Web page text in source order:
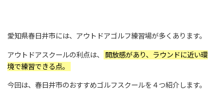
愛知県春日井市には、アウトドアゴルフ練習場が多くあります。
アウトドアスクールの利点は、
開放感があり、ラウンドに近い環
境で練習できる点。
今回は、春日井市のおすすめゴルフスクールを４つ紹介します。